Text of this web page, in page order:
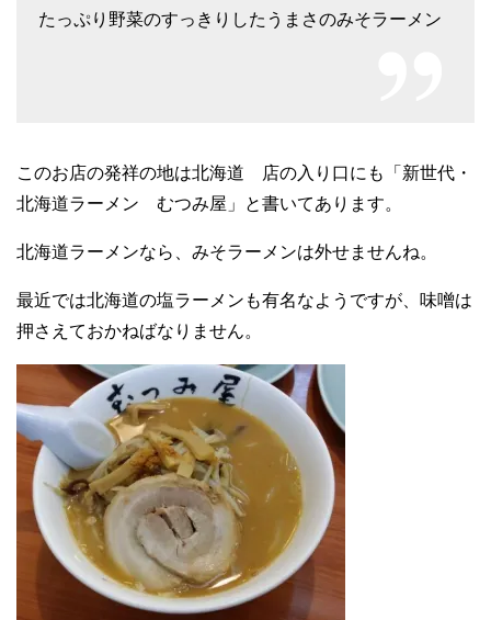
たっぷり野菜のすっきりしたうまさのみそラーメン
このお店の発祥の地は北海道 店の入り口にも「新世代・
北海道ラーメン むつみ屋」と書いてあります。
北海道ラーメンなら、みそラーメンは外せませんね。
最近では北海道の塩ラーメンも有名なようですが、味噌は
押さえておかねばなりません。